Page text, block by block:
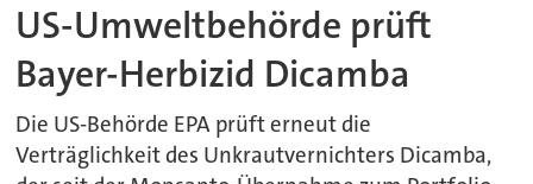
US-Umweltbehörde prüft
Bayer-Herbizid Dicamba
Die US-Behörde EPA prüft erneut die
Verträglichkeit des Unkrautvernichters Dicamba,